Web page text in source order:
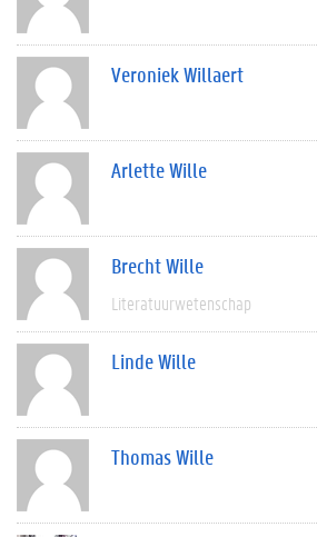
Veroniek Willaert
Arlette Wille
Brecht Wille
Literatuurwetenschap
Linde Wille
Thomas Wille